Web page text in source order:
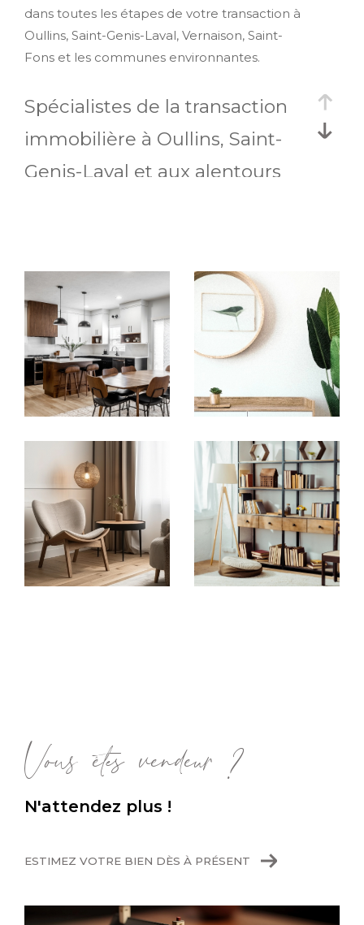
dans toutes les étapes de votre transaction à
Oullins, Saint-Genis-Laval, Vernaison, Saint-
Fons et les communes environnantes.
Spécialistes de la transaction
immobilière à Oullins, Saint-
Genis-Laval et aux alentours
recherche de votre habitation principale,
d'une résidence secondaire, ou même d'un
investissement locatif, notre équipe prend en
charge votre demande et s'occupe de
trouver le bien idéal en fonction de vos
critères.
Acheter un bien immobilier aux abords
d'Oullins
L'agence vous propose de découvrir
soncatalogue de biens immobiliers à
Oullins, Saint-Genis-Laval
et aux environs.
Sur ce site, vous aurez accès à nos offres
er
Faire estimer sa maison ou son
Notre équipe accompagne également les
rapidement et au prix du marché. Grâce à
Vous êtes vendeur ?
N'attendez plus !
ESTIMEZ VOTRE BIEN DÈS À PRÉSENT